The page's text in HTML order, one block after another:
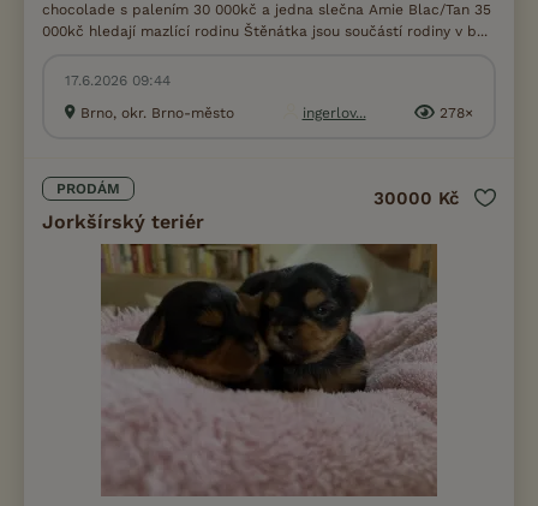
chocolade s palením 30 000kč a jedna slečna Amie Blac/Tan 35
000kč hledají mazlící rodinu Štěnátka jsou součástí rodiny v b...
17.6.2026 09:44
Brno, okr. Brno-město
ingerlov... 278×
PRODÁM
Jorkšírský teriér
30000 Kč